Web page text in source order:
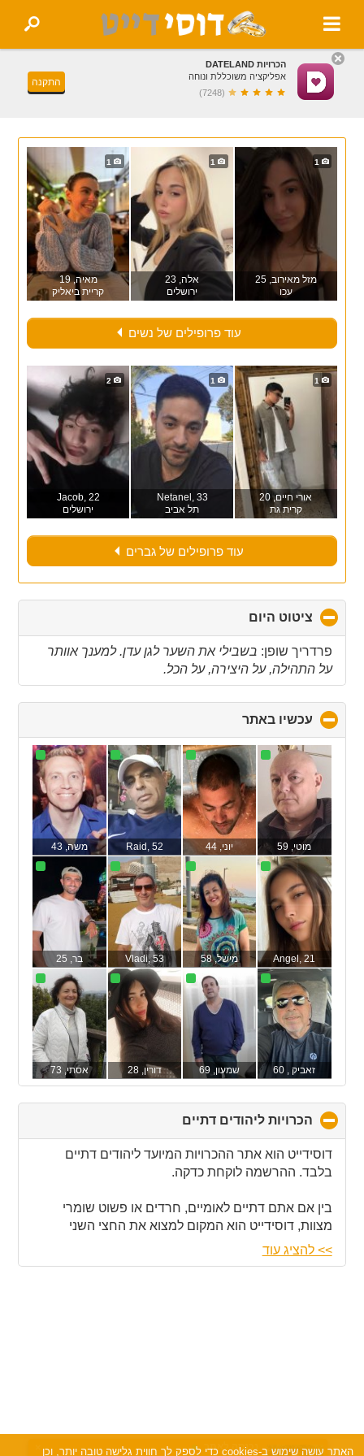
הכרויות DATELAND
אפליקציה משוכללת ונוחה
(7248)
התקנה
1
מזל מאירוב , 25
עכו
1
אלה
ירושלים
1
מאיה, 19
קריית ביאליק
עוד פרופילים של נשים
אורי חיים, 20
קרית גת
1
Netanel , 33
תל אביב
1
Jacob, 22
ירושלים
2
עוד פרופילים של גברים
ציטוט היום
to
collapse
contents
פרדריך שופן: בשבילי את השער לגן עדן. למענך אוותר
על התהילה, על היצירה, על הכל.
עכשיו באתר
to
collapse
contents
משה, 43 Raid , 52 יוני, 44 מוטי, 59
בר, 25 Vladi, 53 מישל, 58 Angel, 21
אסתי, 73 דורין, 28 שמעון, 69 זאביק , 60
הכרויות ליהודים דתיים
to
collapse
contents
דוסידייט הוא אתר ההכרויות המיועד ליהודים דתיים
בלבד. ההרשמה לוקחת כדקה.
בין אם אתם דתיים לאומיים, חרדים או פשוט שומרי
מצוות, דוסידייט הוא המקום למצוא את החצי השני
שלכם.
>> להציג עוד
האתר עושה שימוש ב-cookies כדי לספק לך חווית גלישה טובה יותר, וכןנכנסה לאתר